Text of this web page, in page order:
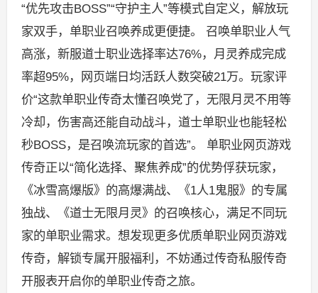
“优先攻击BOSS”“守护主人”等模式自定义，解放玩
家双手，单职业召唤养成更便捷。 召唤单职业人气
高涨，新服道士职业选择率达76%，月灵养成完成
率超95%，网页端日均活跃人数突破21万。玩家评
价“这款单职业传奇太懂召唤党了，无限月灵不用等
冷却，伤害高还能自动战斗，道士单职业也能轻松
秒BOSS，是召唤流玩家的首选”。 单职业网页游戏
传奇正以“简化选择、聚焦养成”的优势俘获玩家，
《冰雪高爆版》的高爆满战、《1人1鬼服》的专属
独战、《道士无限月灵》的召唤核心，满足不同玩
家的单职业需求。想发现更多优质单职业网页游戏
传奇，解锁专属开服福利，不妨通过传奇私服传奇
开服表开启你的单职业传奇之旅。